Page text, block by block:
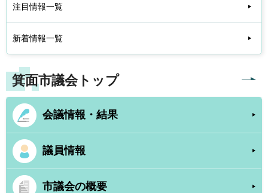
注目情報一覧
新着情報一覧
箕面市議会トップ
会議情報・結果
議員情報
市議会の概要